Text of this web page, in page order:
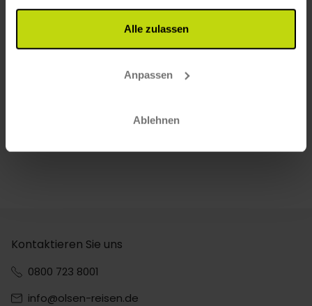
gesammelt haben.
Alle zulassen
Anpassen
Ablehnen
Kontaktieren Sie uns
0800 723 8001
info@olsen-reisen.de